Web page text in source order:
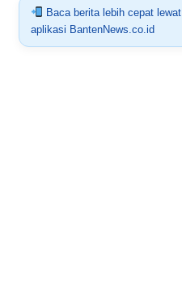
Baca berita lebih cepat lewat
aplikasi BantenNews.co.id